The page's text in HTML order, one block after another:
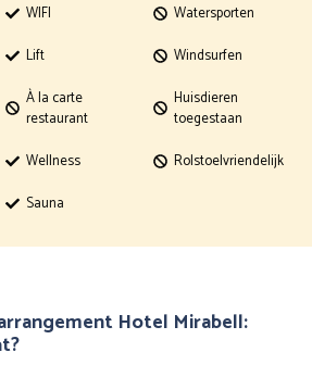
WIFI
Lift
À la carte
restaurant
Wellness
Sauna
Watersporten
Windsurfen
Huisdieren
toegestaan
Rolstoelvriendelijk
Hotel Mirabell: